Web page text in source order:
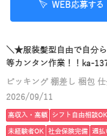
WEB応募する
＼★服装髪型自由で自分
等カンタン作業！！ka-
ピッキング 棚差し 梱包
2026/09/11
高収入・高額 シフト自由相談OK
未経験者OK 社会保険完備 週払